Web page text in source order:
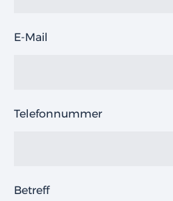
E-Mail
Telefonnummer
Betreff